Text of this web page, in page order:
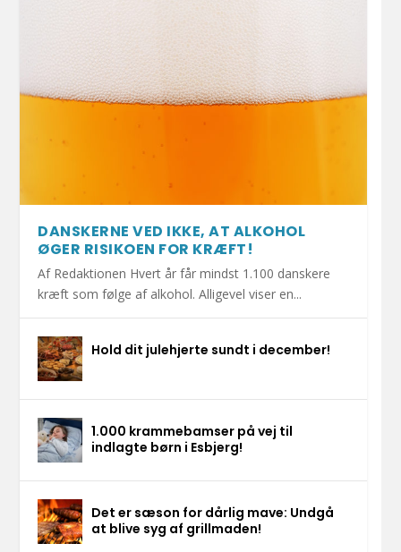
DANSKERNE VED IKKE, AT ALKOHOL
ØGER RISIKOEN FOR KRÆFT!
Af Redaktionen Hvert år får mindst 1.100 danskere
kræft som følge af alkohol. Alligevel viser en...
Hold dit julehjerte sundt i december!
1.000 krammebamser på vej til
indlagte børn i Esbjerg!
Det er sæson for dårlig mave: Undgå
at blive syg af grillmaden!